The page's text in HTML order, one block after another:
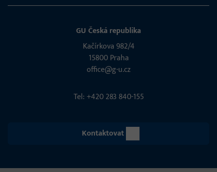
GU Česká republika
Kačírkova 982/4
15800 Praha
office@g-u.cz
Tel: +420 283 840-155
Kontaktovat